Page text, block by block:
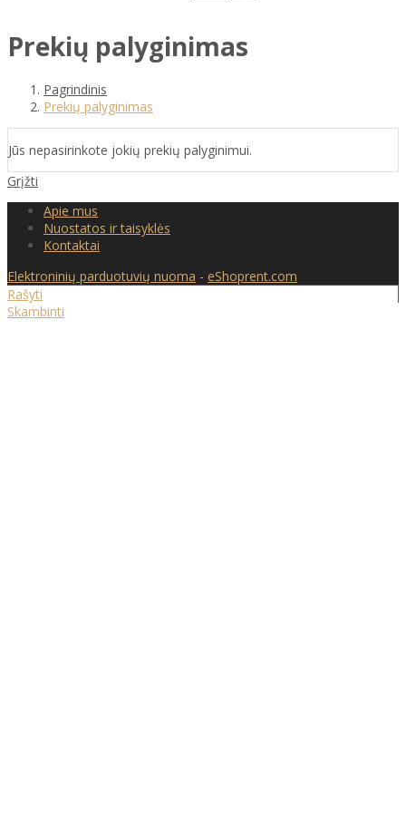
Prekių palyginimas
Pagrindinis
Prekių palyginimas
Jūs nepasirinkote jokių prekių palyginimui.
Grįžti
Apie mus
Nuostatos ir taisyklės
Kontaktai
Elektroninių parduotuvių nuoma - eShoprent.com
Rašyti
Skambinti